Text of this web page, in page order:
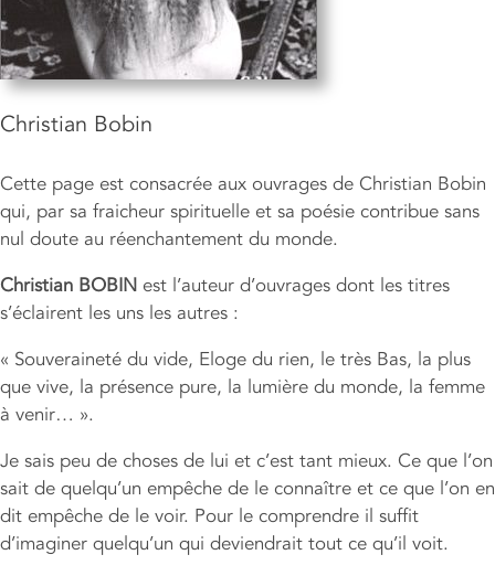
Christian Bobin
Cette page est consacrée aux ouvrages de Christian Bobin
qui, par sa fraicheur spirituelle et sa poésie contribue sans
nul doute au réenchantement du monde.
Christian BOBIN est l’auteur d’ouvrages dont les titres
s’éclairent les uns les autres :
« Souveraineté du vide, Eloge du rien, le très Bas, la plus
que vive, la présence pure, la lumière du monde, la femme
à venir… ».
Je sais peu de choses de lui et c’est tant mieux. Ce que l’on
sait de quelqu’un empêche de le connaître et ce que l’on en
dit empêche de le voir. Pour le comprendre il suffit
d’imaginer quelqu’un qui deviendrait tout ce qu’il voit.